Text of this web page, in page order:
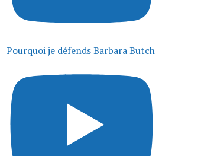
Pourquoi je défends Barbara Butch